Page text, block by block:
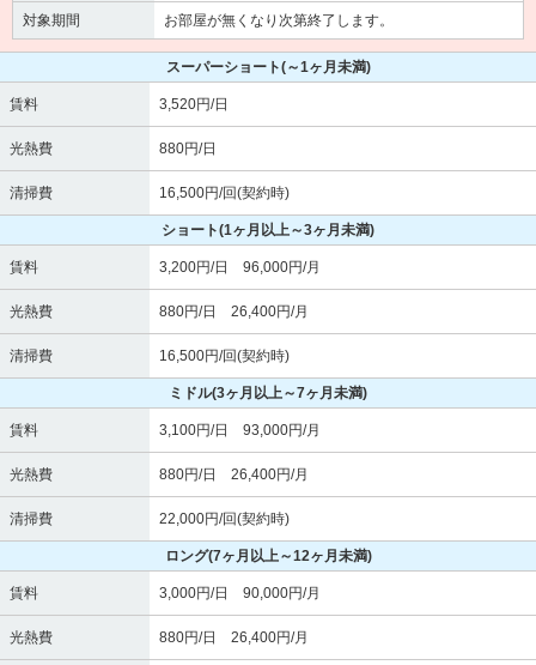
対象期間 お部屋が無くなり次第終了します。
スーパーショート(～1ヶ月未満)
賃料 3,520円/日
光熱費 880円/日
清掃費 16,500円/回(契約時)
ショート(1ヶ月以上～3ヶ月未満)
賃料 3,200円/日 96,000円/月
光熱費 880円/日 26,400円/月
清掃費 16,500円/回(契約時)
ミドル(3ヶ月以上～7ヶ月未満)
賃料 3,100円/日 93,000円/月
光熱費 880円/日 26,400円/月
清掃費 22,000円/回(契約時)
ロング(7ヶ月以上～12ヶ月未満)
賃料 3,000円/日 90,000円/月
光熱費 880円/日 26,400円/月